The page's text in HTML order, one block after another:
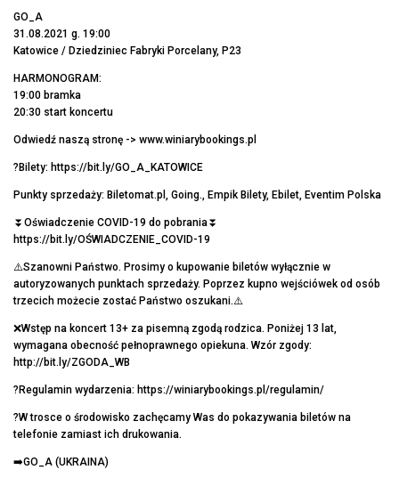
GO_A
31.08.2021 g. 19:00
Katowice / Dziedziniec Fabryki Porcelany, P23
HARMONOGRAM:
19:00 bramka
20:30 start koncertu
Odwiedź naszą stronę -> www.winiarybookings.pl
?Bilety: https://bit.ly/GO_A_KATOWICE
Punkty sprzedaży: Biletomat.pl, Going., Empik Bilety, Ebilet, Eventim Polska
⏬Oświadczenie COVID-19 do pobrania⏬
https://bit.ly/OŚWIADCZENIE_COVID-19
⚠️Szanowni Państwo. Prosimy o kupowanie biletów wyłącznie w
autoryzowanych punktach sprzedaży. Poprzez kupno wejściówek od osób
trzecich możecie zostać Państwo oszukani.⚠️
❌Wstęp na koncert 13+ za pisemną zgodą rodzica. Poniżej 13 lat,
wymagana obecność pełnoprawnego opiekuna. Wzór zgody:
http://bit.ly/ZGODA_WB
?Regulamin wydarzenia: https://winiarybookings.pl/regulamin/
?W trosce o środowisko zachęcamy Was do pokazywania biletów na
telefonie zamiast ich drukowania.
➡️GO_A (UKRAINA)